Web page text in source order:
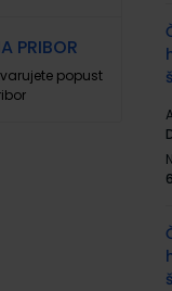
PRIBOR
popust